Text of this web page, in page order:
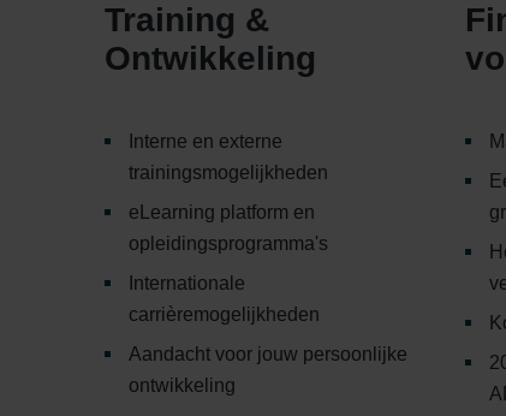
Training &
Ontwikkeling
Interne en externe
trainingsmogelijkheden
eLearning platform en
opleidingsprogramma's
Internationale
carrièremogelijkheden
Aandacht voor jouw persoonlijke
ontwikkeling